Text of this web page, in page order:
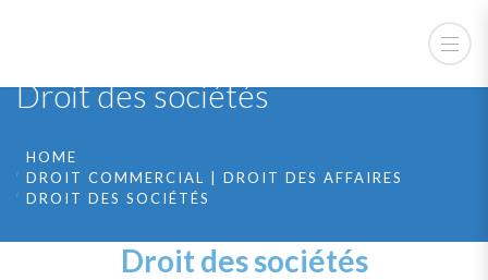
Droit des sociétés
HOME
DROIT COMMERCIAL | DROIT DES AFFAIRES
DROIT DES SOCIÉTÉS
Droit des sociétés